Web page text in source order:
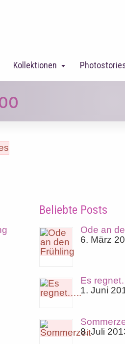
Kollektionen
Beliebte Posts
Ode an
6. März
Es
1. Juni
8. Juli